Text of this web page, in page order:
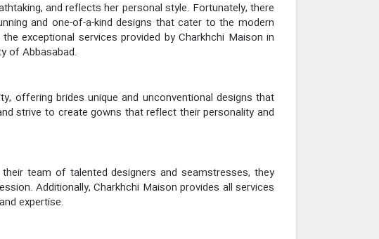
and reflects her personal style. Fortunately, there
and one-of-a-kind designs that cater to the modern
exceptional services provided by Charkhchi Maison in
of Abbasabad.
offering brides unique and unconventional designs that
strive to create gowns that reflect their personality and
team of talented designers and seamstresses, they
Additionally, Charkhchi Maison provides all services
expertise.